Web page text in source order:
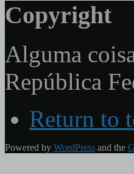
Copyright
Alguma
República
Return to
Powered by WordPress and the